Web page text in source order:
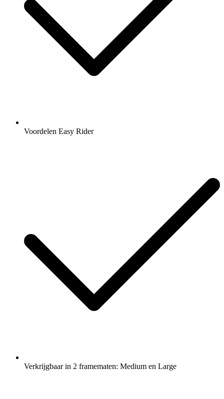
Voordelen Easy Rider
Verkrijgbaar in 2 framematen: Medium en Large